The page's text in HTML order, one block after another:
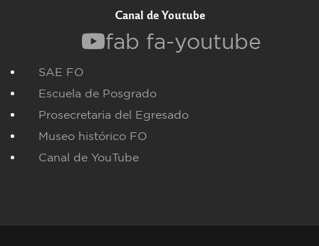
Canal de Youtube
fab fa-youtube
SAE FO
Escuela de Posgrado
Prosecretaria del Egresado
Museo histórico FO
Canal de YouTube